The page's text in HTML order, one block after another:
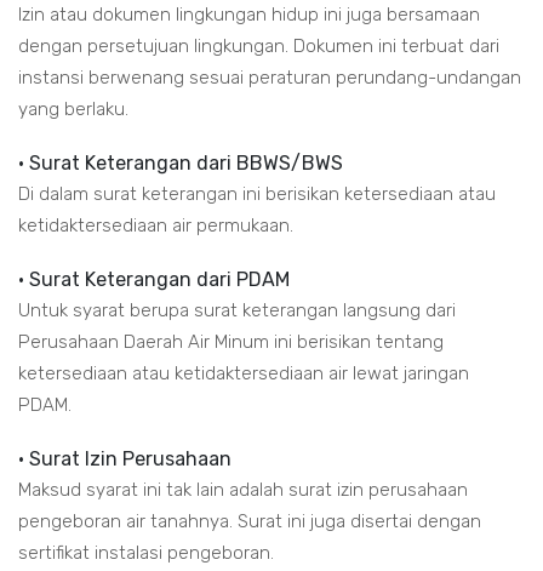
Izin atau dokumen lingkungan hidup ini juga bersamaan
dengan persetujuan lingkungan. Dokumen ini terbuat dari
instansi berwenang sesuai peraturan perundang-undangan
yang berlaku.
• Surat Keterangan dari BBWS/BWS
Di dalam surat keterangan ini berisikan ketersediaan atau
ketidaktersediaan air permukaan.
• Surat Keterangan dari PDAM
Untuk syarat berupa surat keterangan langsung dari
Perusahaan Daerah Air Minum ini berisikan tentang
ketersediaan atau ketidaktersediaan air lewat jaringan
PDAM.
• Surat Izin Perusahaan
Maksud syarat ini tak lain adalah surat izin perusahaan
pengeboran air tanahnya. Surat ini juga disertai dengan
sertifikat instalasi pengeboran.